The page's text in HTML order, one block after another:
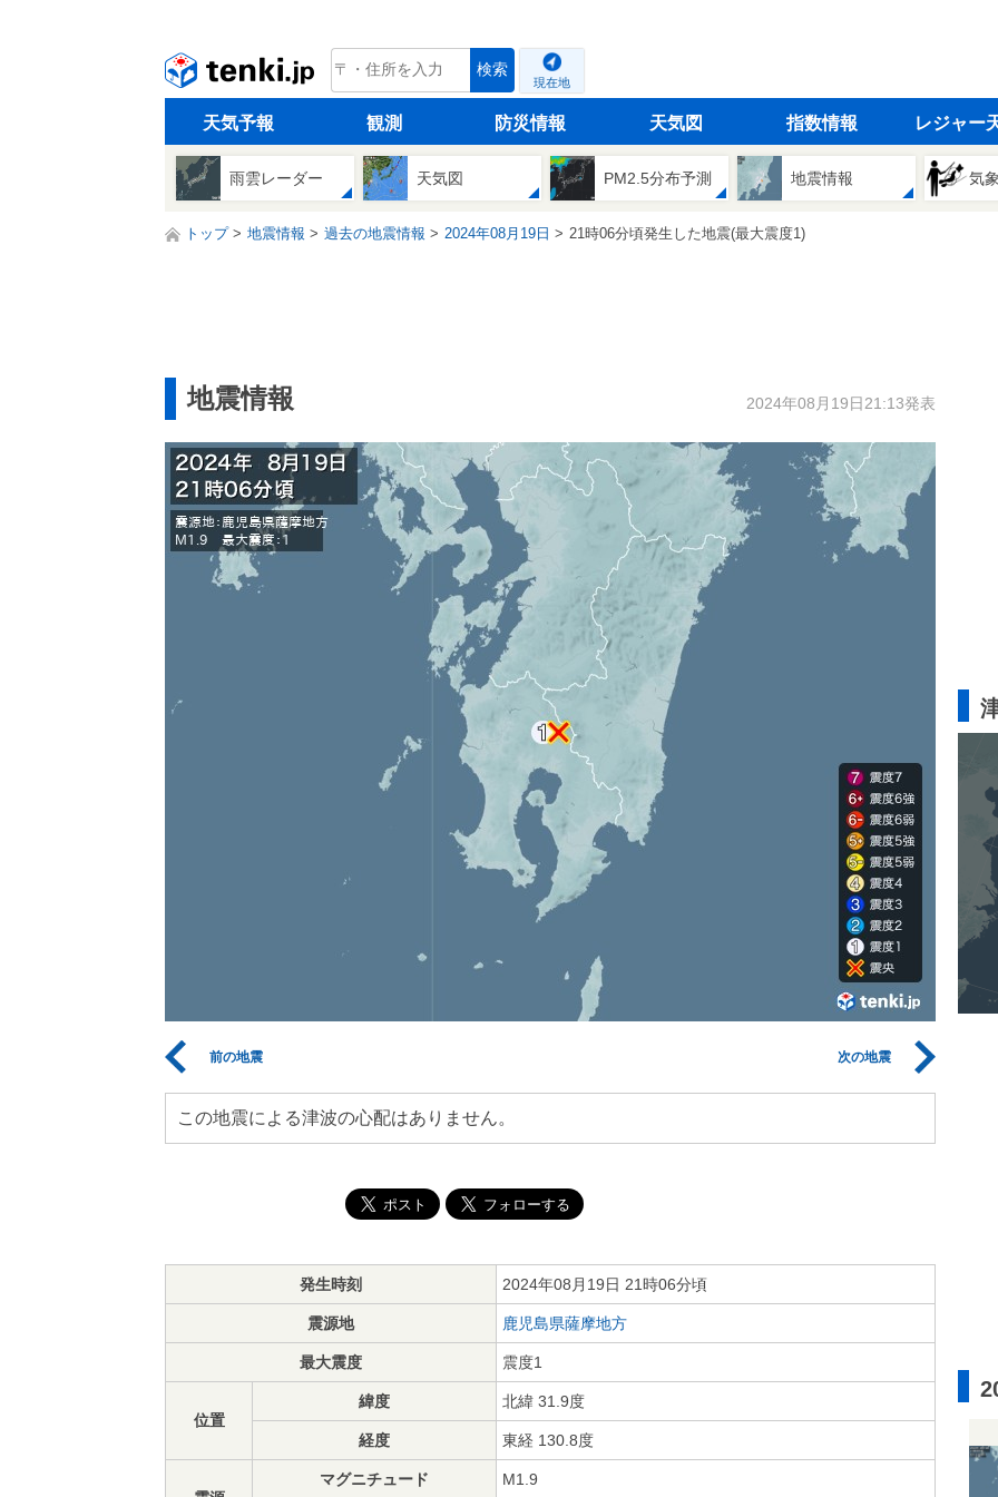
tenki.jp 検索
現在地
天気予報 観測 防災情報 天気図 指数情報 レジャー
雨雲レーダー 天気図 PM2.5分布予測 地震情報 気
トップ 地震情報 過去の地震情報 2024年08月19日 21時06分頃発生した地震(最大震度1)
地震情報 2024年08月19日21:13発表
前の地震 次の地震
この地震による津波の心配はありません。
発生時刻 2024年08月19日 21時06分頃
震源地 鹿児島県薩摩地方
最大震度 震度1
位置
緯度 北緯 31.9度
経度 東経 130.8度
マグニチュード M1.9